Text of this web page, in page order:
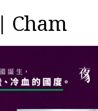
Cham